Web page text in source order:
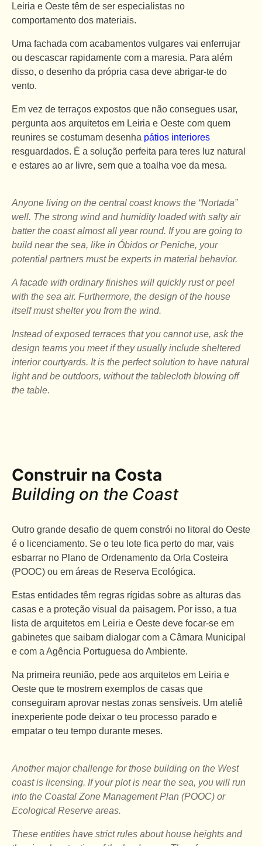
Leiria e Oeste têm de ser especialistas no
comportamento dos materiais.
Uma fachada com acabamentos vulgares vai enferrujar
ou descascar rapidamente com a maresia. Para além
disso, o desenho da própria casa deve abrigar-te do
vento.
Em vez de terraços expostos que não consegues usar,
pergunta aos arquitetos em Leiria e Oeste com quem
reunires se costumam desenha pátios interiores
resguardados. É a solução perfeita para teres luz natural
e estares ao ar livre, sem que a toalha voe da mesa.
Anyone living on the central coast knows the “Nortada”
well. The strong wind and humidity loaded with salty air
batter the coast almost all year round. If you are going to
build near the sea, like in Óbidos or Peniche, your
potential partners must be experts in material behavior.
A facade with ordinary finishes will quickly rust or peel
with the sea air. Furthermore, the design of the house
itself must shelter you from the wind.
Instead of exposed terraces that you cannot use, ask the
design teams you meet if they usually include sheltered
interior courtyards. It is the perfect solution to have natural
light and be outdoors, without the tablecloth blowing off
the table.
Construir na Costa
Building on the Coast
Outro grande desafio de quem constrói no litoral do Oeste
é o licenciamento. Se o teu lote fica perto do mar, vais
esbarrar no Plano de Ordenamento da Orla Costeira
(POOC) ou em áreas de Reserva Ecológica.
Estas entidades têm regras rígidas sobre as alturas das
casas e a proteção visual da paisagem. Por isso, a tua
lista de arquitetos em Leiria e Oeste deve focar-se em
gabinetes que saibam dialogar com a Câmara Municipal
e com a Agência Portuguesa do Ambiente.
Na primeira reunião, pede aos arquitetos em Leiria e
Oeste que te mostrem exemplos de casas que
conseguiram aprovar nestas zonas sensíveis. Um ateliê
inexperiente pode deixar o teu processo parado e
empatar o teu tempo durante meses.
Another major challenge for those building on the West
coast is licensing. If your plot is near the sea, you will run
into the Coastal Zone Management Plan (POOC) or
Ecological Reserve areas.
These entities have strict rules about house heights and